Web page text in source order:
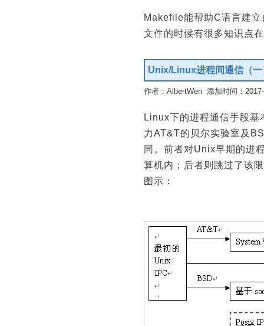
Makefile能帮助C语言建
文件的时候有很多知识点
Unix/Linux进程间通信（一
作者：AlbertWen 添加时间：
Linux下的进程通信手段
力AT&T的贝尔实验室及
同。前者对Unix早期的进
算机内；后者则跳过了该
图示：